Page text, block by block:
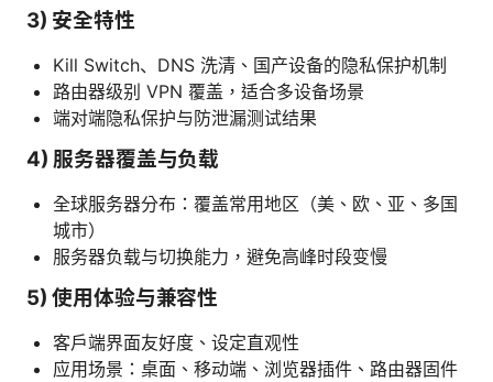
3) 安全特性
Kill Switch、DNS 洗清、国产设备的隐私保护机制
路由器级别 VPN 覆盖，适合多设备场景
端对端隐私保护与防泄漏测试结果
4) 服务器覆盖与负载
全球服务器分布：覆盖常用地区（美、欧、亚、多国
城市）
服务器负载与切换能力，避免高峰时段变慢
5) 使用体验与兼容性
客户端界面友好度、设定直观性
应用场景：桌面、移动端、浏览器插件、路由器固件